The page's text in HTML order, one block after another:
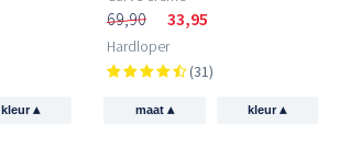
kleur▴
69,90 33,95
Hardloper
(31)
maat ▴ kleur▴